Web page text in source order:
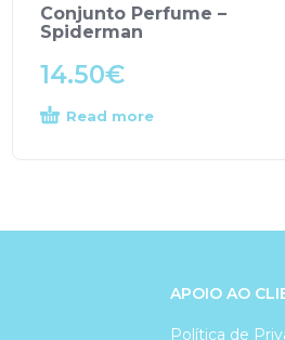
Conjunto Perfume –
Spiderman
14.50€
Read more
APOIO AO
Política de